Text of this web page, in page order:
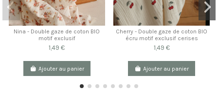
Nina - Double gaze de coton BIO
motif exclusif
1,49 €
Ajouter au panier
Cherry - Double gaze de coton BIO
écru motif exclusif cerises
1,49 €
Ajouter au panier